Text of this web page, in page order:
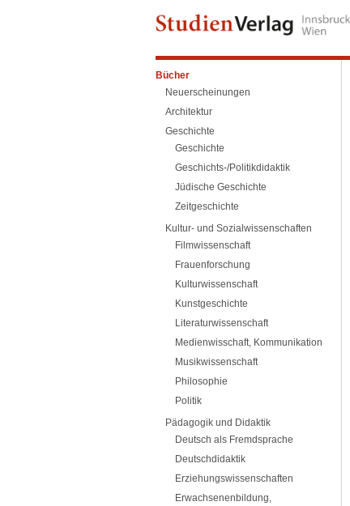
Bücher
Neuerscheinungen
Architektur
Geschichte
Geschichte
Geschichts-/Politikdidaktik
Jüdische Geschichte
Zeitgeschichte
Kultur- und Sozialwissenschaften
Filmwissenschaft
Frauenforschung
Kulturwissenschaft
Kunstgeschichte
Literaturwissenschaft
Medienwisschaft, Kommunikation
Musikwissenschaft
Philosophie
Politik
Pädagogik und Didaktik
Deutsch als Fremdsprache
Deutschdidaktik
Erziehungswissenschaften
Erwachsenenbildung,